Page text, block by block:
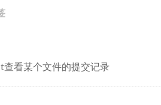
查看某个文件的提交记录